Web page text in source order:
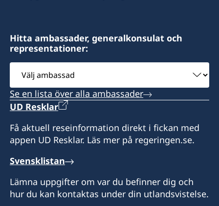
consulateofswedenlagos@gmail.com
Notera att konsulatet inte hanterar
viseringsfrågor.
Kontakta ambassaden i Abuja i alla ärenden.
+234 209 9047302
Konsul
Philip Åkesson
Hitta ambassader, generalkonsulat och
representationer:
Välj
ambassad
Se en lista över alla ambassader
UD Resklar
Få aktuell reseinformation direkt i fickan med
appen UD Resklar. Läs mer på regeringen.se.
Svensklistan
Lämna uppgifter om var du befinner dig och
hur du kan kontaktas under din utlandsvistelse.